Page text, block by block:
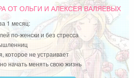
ОТ ОЛЬГИ И АЛЕКСЕЯ ВАЛЯЕВЫХ
1 месяц:
по-женски и без стресса
которое не устраивает
начать менять свою жизнь